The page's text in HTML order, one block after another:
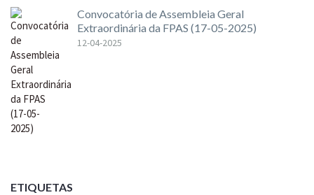
Convocatória de Assembleia Geral
Extraordinária da FPAS (17-05-2025)
12-04-2025
ETIQUETAS